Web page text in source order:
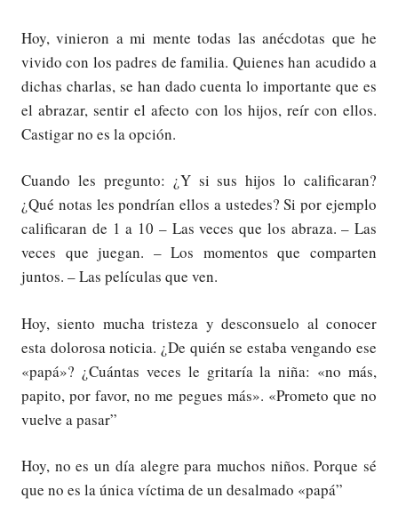
Hoy, vinieron a mi mente todas las anécdotas que he
vivido con los padres de familia. Quienes han acudido a
dichas charlas, se han dado cuenta lo importante que es
el abrazar, sentir el afecto con los hijos, reír con ellos.
Castigar no es la opción.
Cuando les pregunto: ¿Y si sus hijos lo calificaran?
¿Qué notas les pondrían ellos a ustedes? Si por ejemplo
calificaran de 1 a 10 – Las veces que los abraza. – Las
veces que juegan. – Los momentos que comparten
juntos. – Las películas que ven.
Hoy, siento mucha tristeza y desconsuelo al conocer
esta dolorosa noticia. ¿De quién se estaba vengando ese
«papá»? ¿Cuántas veces le gritaría la niña: «no más,
papito, por favor, no me pegues más». «Prometo que no
vuelve a pasar”
Hoy, no es un día alegre para muchos niños. Porque sé
que no es la única víctima de un desalmado «papá”